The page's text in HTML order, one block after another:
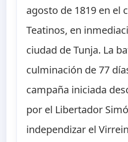
agosto de 1819 en el
Teatinos, en
ciudad de Tunja. La
culminación de 77
campaña iniciada
por el Libertador
independizar el